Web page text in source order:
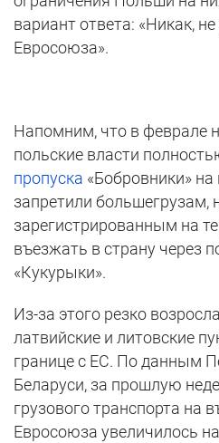
вариант ответа: «Никак,
Евросоюза».
Напомним, что в феврале
польские власти
пропуска «Бобровники»
запретили большегрузам,
зарегистрированным на
въезжать в страну через
«Кукурыки».
Из-за этого резко
латвийские и литовские
границе с ЕС. По данным
Беларуси, за прошлую
грузового транспорта на
Евросоюза увеличилось